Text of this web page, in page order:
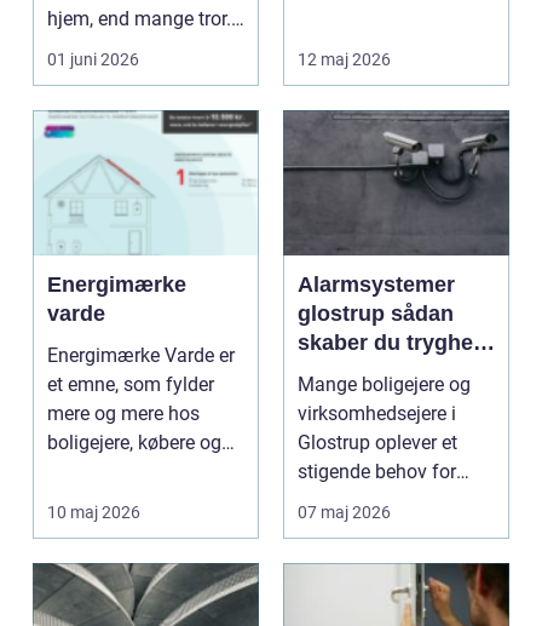
hjem, end mange tror.
Malerarbejd...
01 juni 2026
mind...
12 maj 2026
Energimærke
varde
Energimærke Varde er
et emne, som fylder
mere og mere hos
boligejere, købere og
10 maj 2026
Alarmsystemer
glostrup sådan
skaber du tryghed
i hverdagen
Mange boligejere og
virksomhedsejere i
Glostrup oplever et
stigende behov for
sikkerhed. Flere vil s...
07 maj 2026